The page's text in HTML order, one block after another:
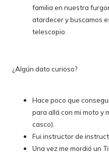
familia en nuestra
atardecer y buscamos
telescopio.
¿Algún dato curioso?
Hace poco que
para allá con mi moto y
casco).
Fui instructor de
Una vez me mordió un